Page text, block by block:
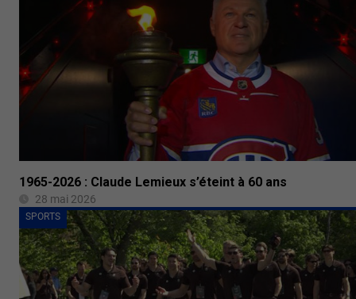
1965-2026 : Claude Lemieux s’éteint à 60 ans
28 mai 2026
SPORTS